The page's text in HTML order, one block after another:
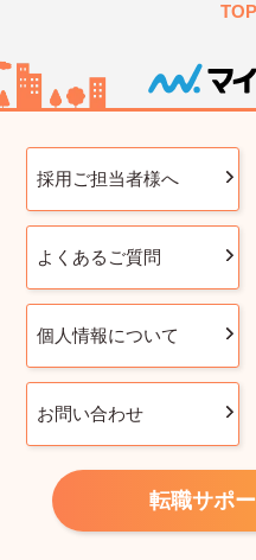
採用ご担当者様へ
よくあるご質問
個人情報について
お問い合わせ
転職サポ